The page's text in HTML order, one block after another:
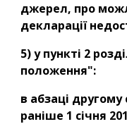
джерел, про
декларації
5) у пункті 2
положення":
в абзаці
раніше 1 січня